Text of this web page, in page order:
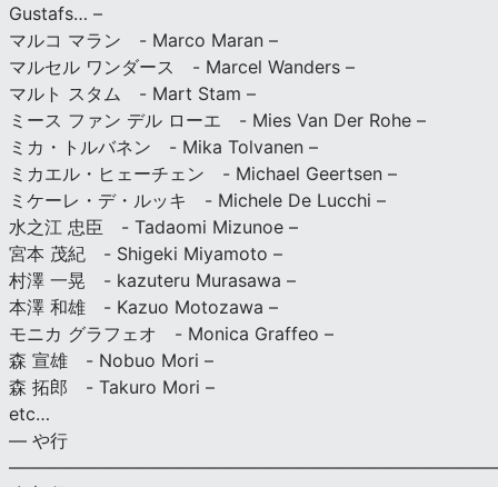
Gustafs… –
マルコ マラン - Marco Maran –
マルセル ワンダース - Marcel Wanders –
マルト スタム - Mart Stam –
ミース ファン デル ローエ - Mies Van Der Rohe –
ミカ・トルバネン - Mika Tolvanen –
ミカエル・ヒェーチェン - Michael Geertsen –
ミケーレ・デ・ルッキ - Michele De Lucchi –
水之江 忠臣 - Tadaomi Mizunoe –
宮本 茂紀 - Shigeki Miyamoto –
村澤 一晃 - kazuteru Murasawa –
本澤 和雄 - Kazuo Motozawa –
モニカ グラフェオ - Monica Graffeo –
森 宣雄 - Nobuo Mori –
森 拓郎 - Takuro Mori –
etc…
— や行